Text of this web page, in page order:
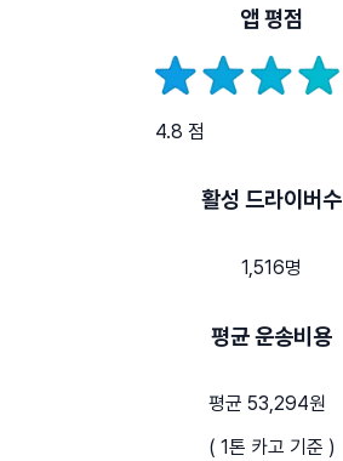
앱 평점
4.8 점
활성 드라이버수
1,516명
평균 운송비용
평균 53,294원
( 1톤 카고 기준 )